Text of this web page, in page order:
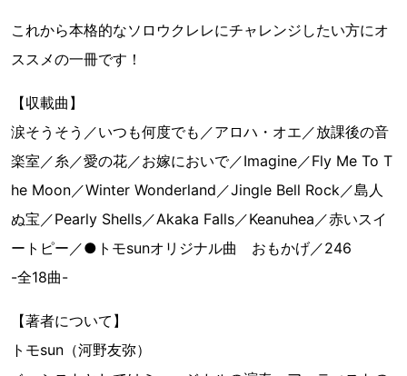
これから本格的なソロウクレレにチャレンジしたい方にオ
ススメの一冊です！
【収載曲】
涙そうそう／いつも何度でも／アロハ・オエ／放課後の音
楽室／糸／愛の花／お嫁においで／Imagine／Fly Me To T
he Moon／Winter Wonderland／Jingle Bell Rock／島人
ぬ宝／Pearly Shells／Akaka Falls／Keanuhea／赤いスイ
ートピー／●トモsunオリジナル曲 おもかげ／246
-全18曲-
【著者について】
トモsun（河野友弥）